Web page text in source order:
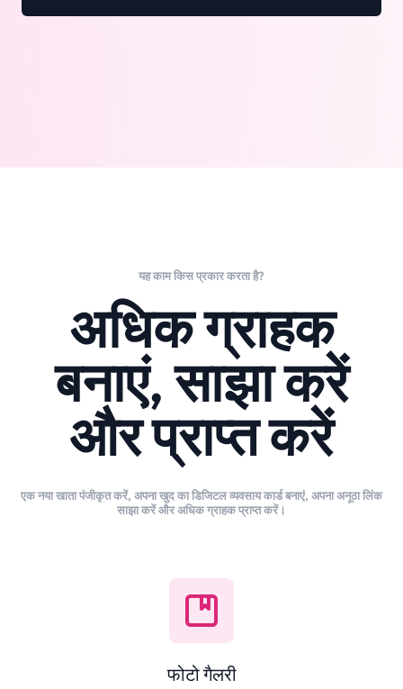
यह काम किस प्रकार करता है?
अधिक ग्राहक
बनाएं, साझा करें
और प्राप्त करें
एक नया खाता पंजीकृत करें, अपना खुद का डिजिटल व्यवसाय कार्ड बनाएं, अपना अनूठा लिंक
साझा करें और अधिक ग्राहक प्राप्त करें।
फोटो गैलरी